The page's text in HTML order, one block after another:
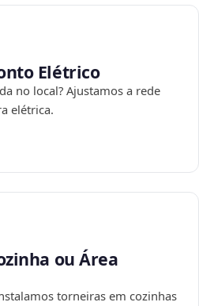
Elétrico
no local? Ajustamos a rede
elétrica.
ou Área
torneiras em cozinhas